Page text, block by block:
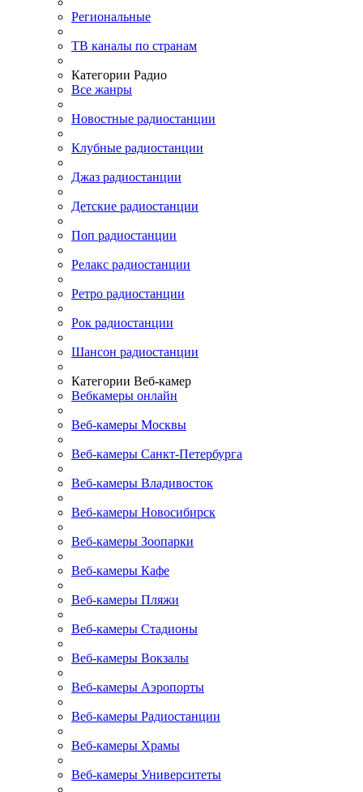
Региональные
ТВ каналы по странам
Категории Радио
Все жанры
Новостные радиостанции
Клубные радиостанции
Джаз радиостанции
Детские радиостанции
Поп радиостанции
Релакс радиостанции
Ретро радиостанции
Рок радиостанции
Шансон радиостанции
Категории Веб-камер
Вебкамеры онлайн
Веб-камеры Москвы
Веб-камеры Санкт-Петербурга
Веб-камеры Владивосток
Веб-камеры Новосибирск
Веб-камеры Зоопарки
Веб-камеры Кафе
Веб-камеры Пляжи
Веб-камеры Стадионы
Веб-камеры Вокзалы
Веб-камеры Аэропорты
Веб-камеры Радиостанции
Веб-камеры Храмы
Веб-камеры Университеты